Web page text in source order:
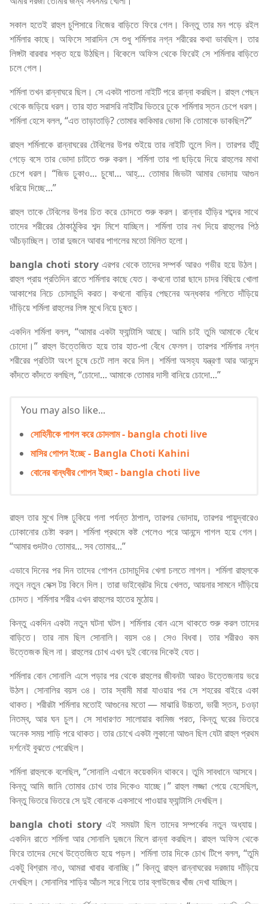
সকাল হতেই রাহুল চুপিসারে নিজের বাড়িতে ফিরে গেল। কিন্তু তার মন পড়ে রইল
শর্মিলার কাছে। অফিসে সারাদিন সে শুধু শর্মিলার নগ্ন শরীরের কথা ভাবছিল। তার
লিঙ্গটা বারবার শক্ত হয়ে উঠছিল। বিকেলে অফিস থেকে ফিরেই সে শর্মিলার বাড়িতে
চলে গেল।
শর্মিলা তখন রান্নাঘরে ছিল। সে একটা পাতলা নাইটি পরে রান্না করছিল। রাহুল পেছন
থেকে জড়িয়ে ধরল। তার হাত সরাসরি নাইটির ভিতরে ঢুকে শর্মিলার স্তন চেপে ধরল।
শর্মিলা হেসে বলল, “এত তাড়াতাড়ি? তোমার কাকিমার ভোদা কি তোমাকে ডাকছিল?”
রাহুল শর্মিলাকে রান্নাঘরের টেবিলের উপর শুইয়ে তার নাইটি তুলে দিল। তারপর হাঁটু
গেড়ে বসে তার ভোদা চাটতে শুরু করল। শর্মিলা তার পা ছড়িয়ে দিয়ে রাহুলের মাথা
চেপে ধরল। “জিভ ঢুকাও... চুষো... আহ্... তোমার জিভটা আমার ভোদায় আগুন
ধরিয়ে দিচ্ছে...”
রাহুল তাকে টেবিলের উপর চিত করে চোদতে শুরু করল। রান্নার হাঁড়ির শব্দের সাথে
তাদের শরীরের ঠোকাঠুকির শব্দ মিশে যাচ্ছিল। শর্মিলা তার নখ দিয়ে রাহুলের পিঠ
আঁচড়াচ্ছিল। তারা দুজনে আবার পাগলের মতো মিলিত হলো।
bangla choti storyএরপর থেকে তাদের সম্পর্ক আরও গভীর হয়ে উঠল।
রাহুল প্রায় প্রতিদিন রাতে শর্মিলার কাছে যেত। কখনো তারা ছাদে চাদর বিছিয়ে খোলা
আকাশের নিচে চোদাচুদি করত। কখনো বাড়ির পেছনের অন্ধকার গলিতে দাঁড়িয়ে
দাঁড়িয়ে শর্মিলা রাহুলের লিঙ্গ মুখে নিয়ে চুষত।
একদিন শর্মিলা বলল, “আমার একটা ফ্যান্টাসি আছে। আমি চাই তুমি আমাকে বেঁধে
চোদো।” রাহুল উত্তেজিত হয়ে তার হাত-পা বেঁধে ফেলল। তারপর শর্মিলার নগ্ন
শরীরের প্রতিটা অংশ চুষে চেটে লাল করে দিল। শর্মিলা অসহ্য যন্ত্রণা আর আনন্দে
কাঁদতে কাঁদতে বলছিল, “চোদো... আমাকে তোমার দাসী বানিয়ে চোদো...”
You may also like...
সোহিনীকে পাগল করে চোদলাম - bangla choti live
মাসির গোপন ইচ্ছে - Bangla Choti Kahini
বোনের বান্ধবীর গোপন ইচ্ছা - bangla choti live
রাহুল তার মুখে লিঙ্গ ঢুকিয়ে গলা পর্যন্ত ঠাপাল, তারপর ভোদায়, তারপর পায়ুদ্বারেও
ঢোকানোর চেষ্টা করল। শর্মিলা প্রথমে কষ্ট পেলেও পরে আনন্দে পাগল হয়ে গেল।
“আমার গুদটাও তোমার... সব তোমার...”
এভাবে দিনের পর দিন তাদের গোপন চোদাচুদির খেলা চলতে লাগল। শর্মিলা রাহুলকে
নতুন নতুন সেক্স টয় কিনে দিল। তারা ভাইব্রেটর দিয়ে খেলত, আয়নার সামনে দাঁড়িয়ে
চোদত। শর্মিলার শরীর এখন রাহুলের হাতের মুঠোয়।
কিন্তু একদিন একটা নতুন ঘটনা ঘটল। শর্মিলার বোন এসে থাকতে শুরু করল তাদের
বাড়িতে। তার নাম ছিল সোনালি। বয়স ৩৪। সেও বিধবা। তার শরীরও কম
উত্তেজক ছিল না। রাহুলের চোখ এখন দুই বোনের দিকেই যেত।
শর্মিলার বোন সোনালি এসে পড়ার পর থেকে রাহুলের জীবনটা আরও উত্তেজনায় ভরে
উঠল। সোনালির বয়স ৩৪। তার স্বামী মারা যাওয়ার পর সে শহরের বাইরে একা
থাকত। শরীরটা শর্মিলার মতোই আগুনের মতো — মাঝারি উচ্চতা, ভারী স্তন, চওড়া
নিতম্ব, আর ঘন চুল। সে সাধারণত সালোয়ার কামিজ পরত, কিন্তু ঘরের ভিতরে
অনেক সময় শাড়ি পরে থাকত। তার চোখে একটা লুকানো আগুন ছিল যেটা রাহুল প্রথম
দর্শনেই বুঝতে পেরেছিল।
শর্মিলা রাহুলকে বলেছিল, “সোনালি এখানে কয়েকদিন থাকবে। তুমি সাবধানে আসবে।
কিন্তু আমি জানি তোমার চোখ তার দিকেও যাচ্ছে।” রাহুল লজ্জা পেয়ে হেসেছিল,
কিন্তু ভিতরে ভিতরে সে দুই বোনকে একসাথে পাওয়ার ফ্যান্টাসি দেখছিল।
bangla choti storyএই সময়টা ছিল তাদের সম্পর্কের নতুন অধ্যায়।
একদিন রাতে শর্মিলা আর সোনালি দুজনে মিলে রান্না করছিল। রাহুল অফিস থেকে
ফিরে তাদের দেখে উত্তেজিত হয়ে পড়ল। শর্মিলা তার দিকে চোখ টিপে বলল, “তুমি
একটু বিশ্রাম নাও, আমরা খাবার বানাচ্ছি।” কিন্তু রাহুল রান্নাঘরের দরজায় দাঁড়িয়ে
দেখছিল। সোনালির শাড়ির আঁচল সরে গিয়ে তার ব্লাউজের খাঁজ দেখা যাচ্ছিল।